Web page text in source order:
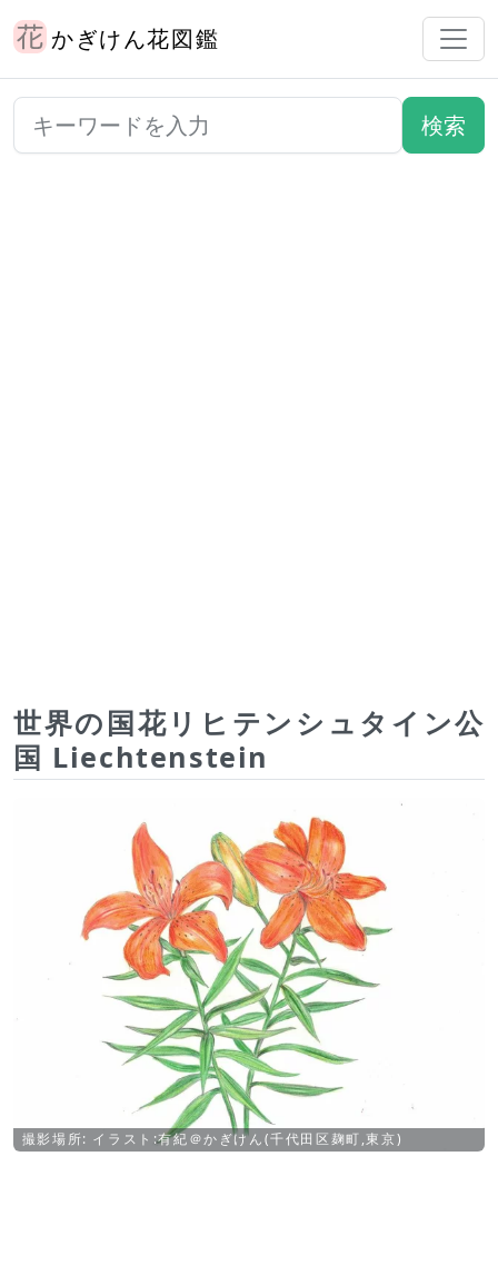
かぎけん花図鑑
世界の国花リヒテンシュタイン公
国 Liechtenstein
撮影場所: イラスト:有紀＠かぎけん(千代田区麹町,東京)